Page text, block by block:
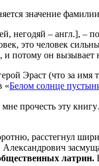
значение
негодяй – англ.], –
это человек
потому он вызывает
Эраст (что за имя
«Белом солнце
прочесть эту
расстегнул
латрин.